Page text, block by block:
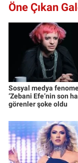
Öne Çıkan
Sosyal medya
‘Zebani Efe’nin son
görenler şoke oldu